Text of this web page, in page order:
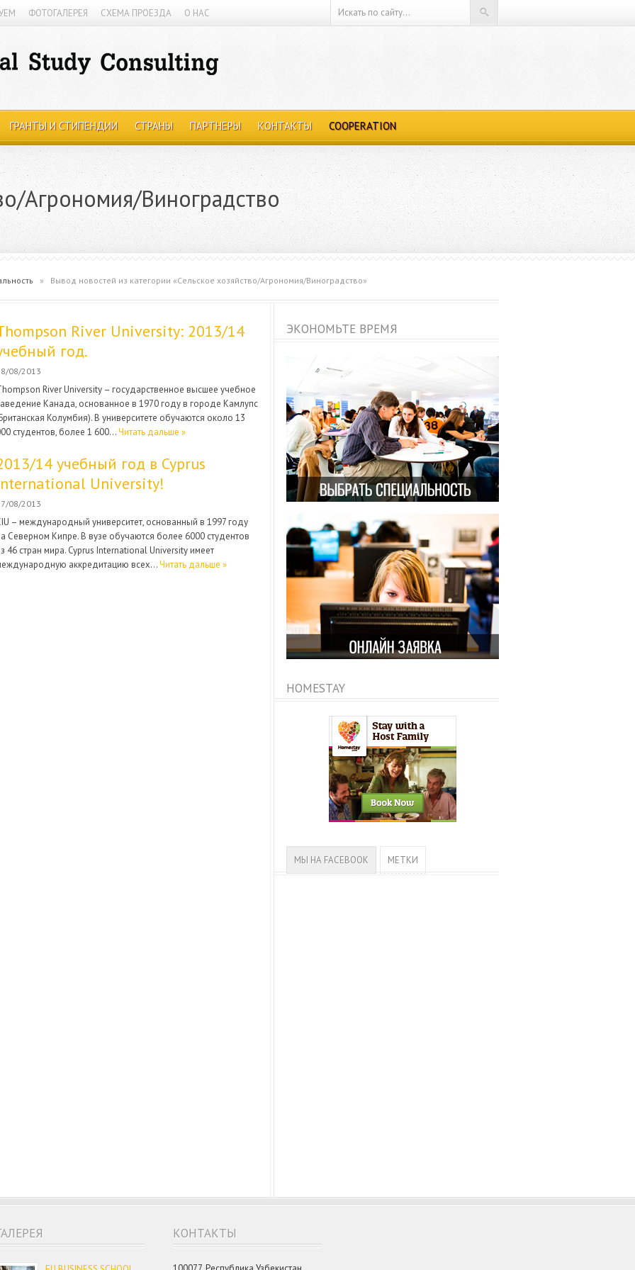
ФОТОГАЛЕРЕЯ СХЕМА ПРОЕЗДА О НАС
ГРАНТЫ И СТИПЕНДИИ СТРАНЫ ПАРТНЕРЫ КОНТАКТЫ COOPERATION
Агрономия/Виноградство
» Вывод новостей из категории «Сельское хозяйство/Агрономия/Виноградство»
River University: 2013/14
год.
08/2013
River University – государственное высшее учебное
Канада, основанное в 1970 году в городе Камлупс
Колумбия). В университете обучаются около 13
студентов, более 1 600…Читать дальше »
14 учебный год в Cyprus
University!
08/2013
– международный университет, основанный в 1997 году
Северном Кипре. В вузе обучаются более 6000 студентов
46 стран мира. Cyprus International University имеет
аккредитацию всех…Читать дальше »
ЭКОНОМЬТЕ ВРЕМЯ
HOMESTAY
МЫ НА FACEBOOK МЕТКИ
КОНТАКТЫ